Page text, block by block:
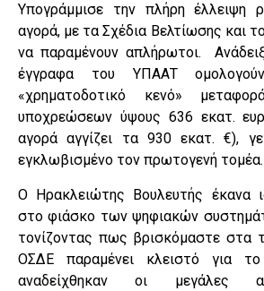
Υπογράμμισε την πλήρη έλλειψη
αγορά, με τα Σχέδια Βελτίωσης και
να παραμένουν απλήρωτοι.
έγγραφα του ΥΠΑΑΤ
«χρηματοδοτικό κενό»
υποχρεώσεων ύψους 636 εκατ.
αγορά αγγίζει τα 930 εκατ. €),
εγκλωβισμένο τον πρωτογενή τομέα.
Ο Ηρακλειώτης Βουλευτής έκανα
στο φιάσκο των ψηφιακών
τονίζοντας πως βρισκόμαστε στα
ΟΣΔΕ παραμένει κλειστό για
αναδείχθηκαν οι μεγάλες